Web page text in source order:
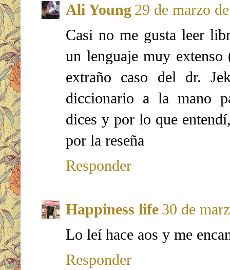
Ali Young 29 de marzo
Casi no me gusta leer
un lenguaje muy
extraño caso del dr.
diccionario a la mano
dices y por lo que
por la reseña
Responder
Happiness life 30 de
Lo leí hace aos y me
Responder